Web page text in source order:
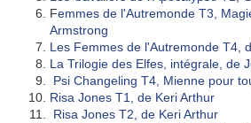
Femmes de l'Autremonde T3,
Armstrong
Les Femmes de l'Autremonde T4,
La Trilogie des Elfes, intégrale, de
Psi Changeling T4, Mienne pour
Risa Jones T1, de Keri Arthur
Risa Jones T2, de Keri Arthur